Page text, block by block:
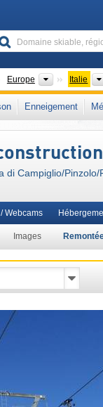
Europe Continents
Italie
Europe Continents
Italie
Enneigement
di Campiglio/​
Images
Webcams